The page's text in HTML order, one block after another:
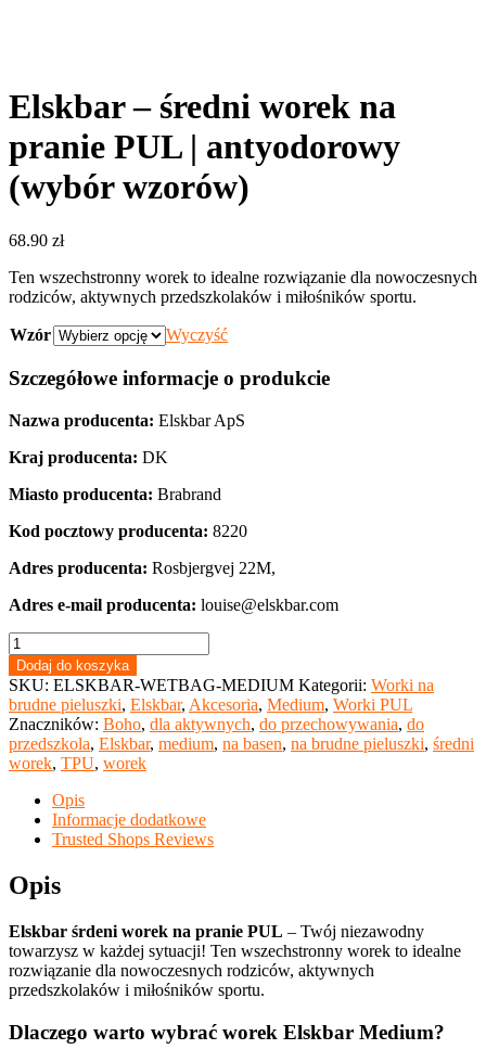
Elskbar – średni worek na
pranie PUL | antyodorowy
(wybór wzorów)
68.90 zł
Ten wszechstronny worek to idealne rozwiązanie dla nowoczesnych
rodziców, aktywnych przedszkolaków i miłośników sportu.
Wzór Wyczyść
Szczegółowe informacje o produkcie
Nazwa producenta: Elskbar ApS
Kraj producenta: DK
Miasto producenta: Brabrand
Kod pocztowy producenta: 8220
Adres producenta: Rosbjergvej 22M,
Adres e-mail producenta: louise@elskbar.com
ilość
Elskbar
–
średni
worek
na
pranie
PUL
antyodorowy
(wybór
Dodaj do koszyka
SKU: ELSKBAR-WETBAG-MEDIUM Kategorii: Worki na
brudne pieluszki, Elskbar, Akcesoria, Medium, Worki PUL
Znaczników: Boho, dla aktywnych, do przechowywania, do
przedszkola, Elskbar, medium, na basen, na brudne pieluszki, średni
worek, TPU, worek
Opis
Informacje dodatkowe
Trusted Shops Reviews
Opis
Elskbar śrdeni worek na pranie PUL – Twój niezawodny
towarzysz w każdej sytuacji! Ten wszechstronny worek to idealne
rozwiązanie dla nowoczesnych rodziców, aktywnych
przedszkolaków i miłośników sportu.
Dlaczego warto wybrać worek Elskbar Medium?